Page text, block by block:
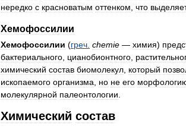
нередко с красноватым оттенком что
Хемофоссилии
Хемофоссилии (греч chemie — химия)
бактериального цианобионтного
химический состав биомолекул который
ископаемого организма но не его
молекулярной палеонтологии
Химический состав